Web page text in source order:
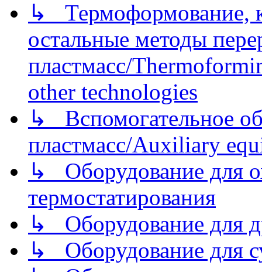
↳ Термоформование,
остальные методы
пластмасс/
other technologies
↳ Вспомогательное
пластмасс/Auxiliary
↳ Оборудование для
термостатирования
↳ Оборудование для
↳ Оборудование для